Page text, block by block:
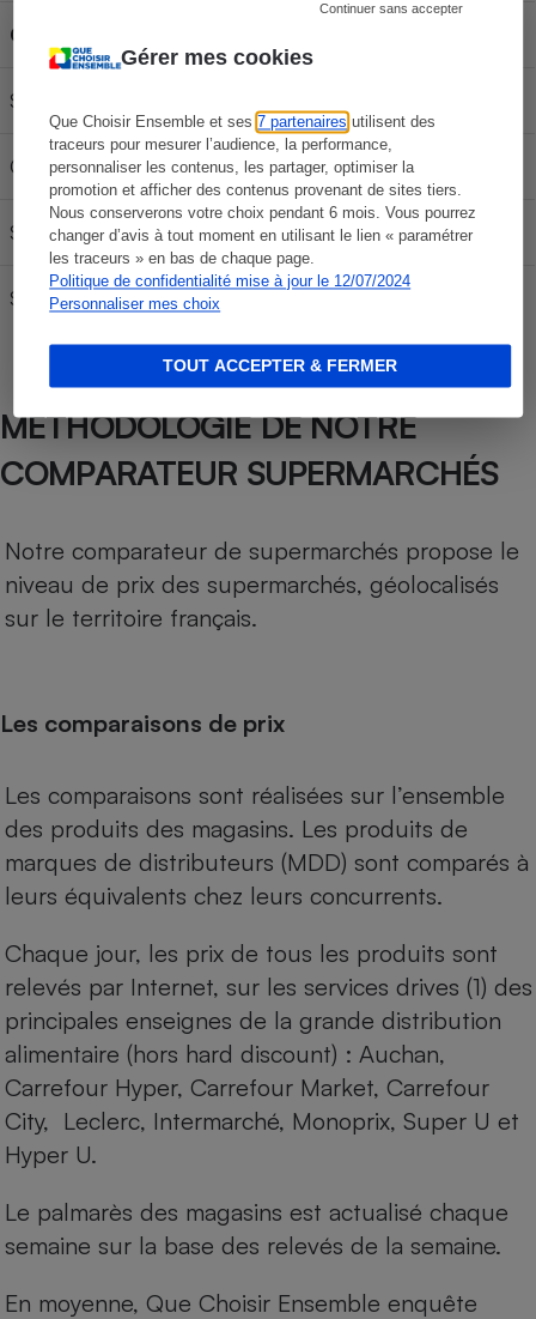
Gérer mes cookies
Que Choisir Ensemble et ses7 partenaires utilisent des
traceurs pour mesurer l’audience, la performance,
personnaliser les contenus, les partager, optimiser la
promotion et afficher des contenus provenant de sites tiers.
Nous conserverons votre choix pendant 6 mois. Vous pourrez
changer d’avis à tout moment en utilisant le lien « paramétrer
les traceurs » en bas de chaque page.
Politique de confidentialité mise à jour le 12/07/2024
Personnaliser mes choix
Continuer sans accepter
TOUT ACCEPTER & FERMER
Carburant
SP 95-E10
Gazole 64,35 € 107,25 € 150,15 €
SP95 59,34 € 98,90 € 138,46 €
SP 98 62,88 € 104,80 €
MÉTHODOLOGIE DE NOTRE
COMPARATEUR SUPERMARCHÉS
Notre comparateur de supermarchés propose le
niveau de prix des supermarchés, géolocalisés
sur le territoire français.
Les comparaisons de prix
Les comparaisons sont réalisées sur l’ensemble
des produits des magasins. Les produits de
marques de distributeurs (MDD) sont comparés à
leurs équivalents chez leurs concurrents.
Chaque jour, les prix de tous les produits sont
relevés par Internet, sur les services drives (1) des
principales enseignes de la grande distribution
alimentaire (hors hard discount) : Auchan,
Carrefour Hyper, Carrefour Market, Carrefour
City, Leclerc, Intermarché, Monoprix, Super U et
Hyper U.
Le palmarès des magasins est actualisé chaque
semaine sur la base des relevés de la semaine.
En moyenne, Que Choisir Ensemble enquête